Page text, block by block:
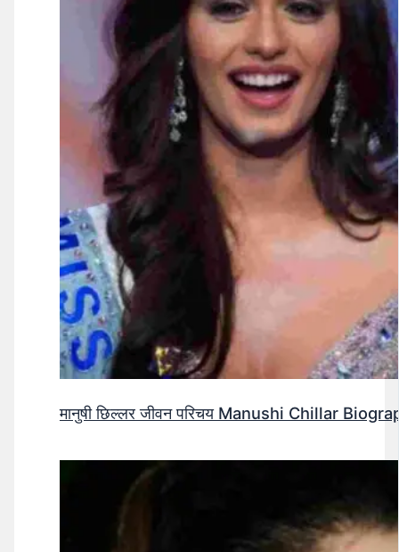
मानुषी छिल्लर जीवन परिचय Manushi Chillar